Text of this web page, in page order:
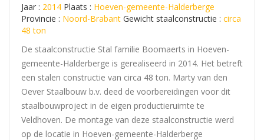
Jaar : 2014 Plaats : Hoeven-gemeente-Halderberge
Provincie : Noord-Brabant Gewicht staalconstructie : circa
48 ton
De staalconstructie Stal familie Boomaerts in Hoeven-
gemeente-Halderberge is gerealiseerd in 2014. Het betreft
een stalen constructie van circa 48 ton. Marty van den
Oever Staalbouw b.v. deed de voorbereidingen voor dit
staalbouwproject in de eigen productieruimte te
Veldhoven. De montage van deze staalconstructie werd
op de locatie in Hoeven-gemeente-Halderberge